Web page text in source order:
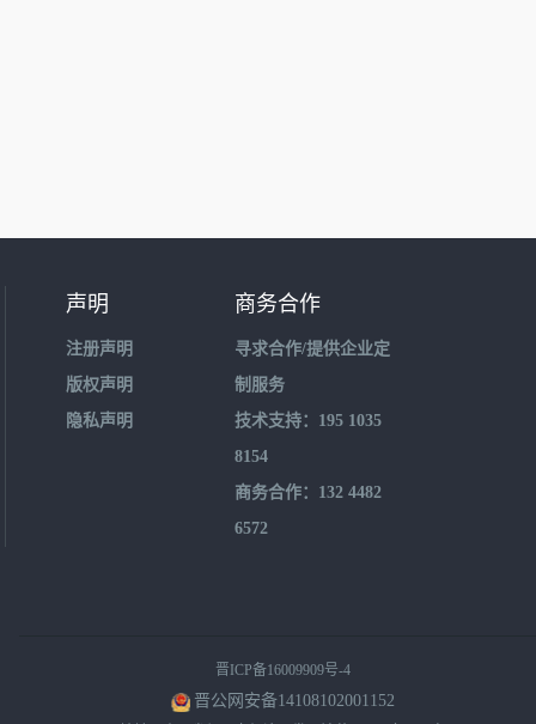
声明
注册声明
版权声明
隐私声明
商务合作
寻求合作/提供企业定
制服务
技术支持：195 1035
8154
商务合作：132 4482
6572
晋ICP备16009909号-4
晋公网安备14108102001152